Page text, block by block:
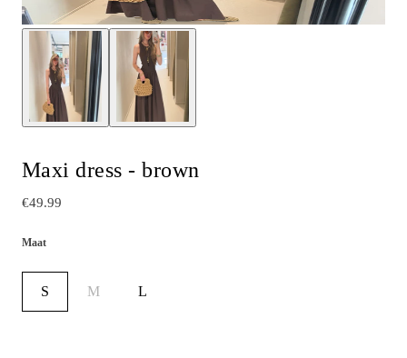
Maxi dress - brown
€49.99
Maat
S M L